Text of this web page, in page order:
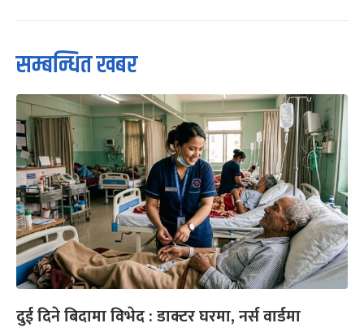
सम्बन्धित खबर
दुई दिने बिदामा विभेद : डाक्टर घरमा, नर्स वार्डमा